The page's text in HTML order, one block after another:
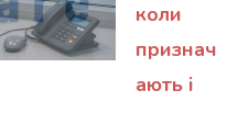
коли
признач
ають і